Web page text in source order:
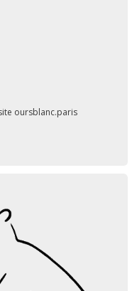
oursblanc.paris